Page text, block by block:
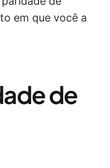
em que você a
de